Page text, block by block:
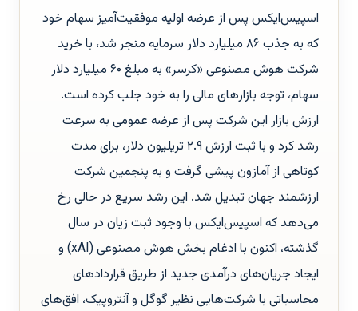
اسپیس‌ایکس پس از عرضه اولیه موفقیت‌آمیز سهام خود
که به جذب ۸۶ میلیارد دلار سرمایه منجر شد، با خرید
شرکت هوش مصنوعی «کرسر» به مبلغ ۶۰ میلیارد دلار
سهام، توجه بازارهای مالی را به خود جلب کرده است.
ارزش بازار این شرکت پس از عرضه عمومی به سرعت
رشد کرد و با ثبت ارزش ۲.۹ تریلیون دلار، برای مدت
کوتاهی از آمازون پیشی گرفت و به پنجمین شرکت
ارزشمند جهان تبدیل شد. این رشد سریع در حالی رخ
می‌دهد که اسپیس‌ایکس با وجود ثبت زیان در سال
گذشته، اکنون با ادغام بخش هوش مصنوعی (xAI) و
ایجاد جریان‌های درآمدی جدید از طریق قراردادهای
محاسباتی با شرکت‌هایی نظیر گوگل و آنتروپیک، افق‌های